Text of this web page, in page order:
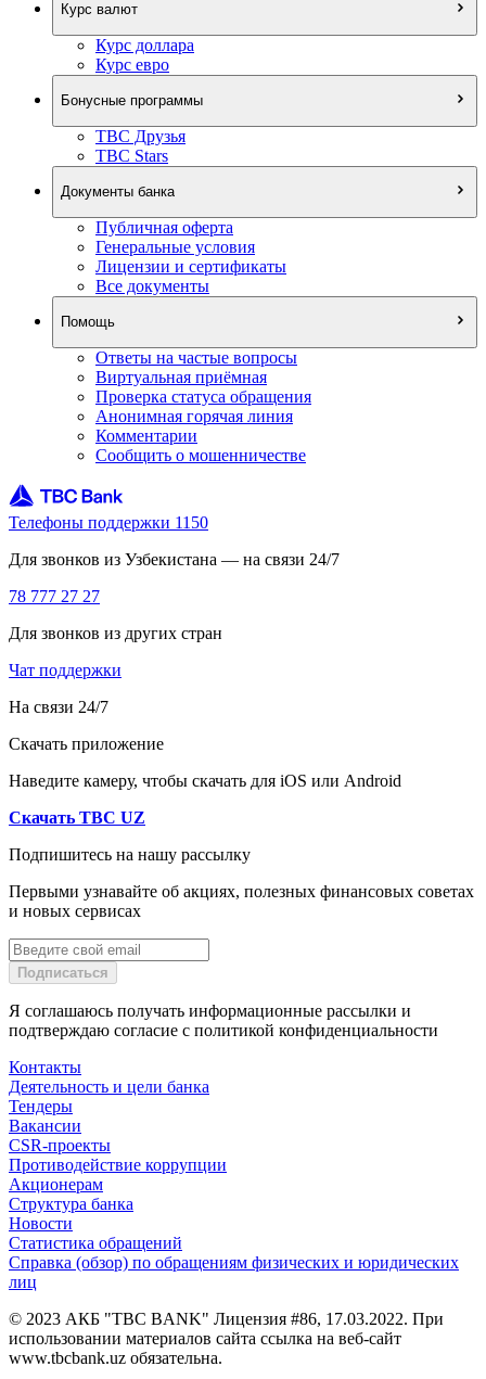
Курс валют
Курс доллара
Курс евро
Бонусные программы
TBC Друзья
TBC Stars
Документы банка
Публичная оферта
Генеральные условия
Лицензии и сертификаты
Все документы
Помощь
Ответы на частые вопросы
Виртуальная приёмная
Проверка статуса обращения
Анонимная горячая линия
Комментарии
Сообщить о мошенничестве
Телефоны поддержки 1150
Для звонков из Узбекистана — на связи 24/7
78 777 27 27
Для звонков из других стран
Чат поддержки
На связи 24/7
Скачать приложение
Наведите камеру, чтобы скачать для iOS или Android
Скачать TBC UZ
Подпишитесь на нашу рассылку
Первыми узнавайте об акциях, полезных финансовых советах
и новых сервисах
Подписаться
Я соглашаюсь получать информационные рассылки и
подтверждаю согласие с политикой конфиденциальности
Контакты
Деятельность и цели банка
Тендеры
Вакансии
CSR-проекты
Противодействие коррупции
Акционерам
Структура банка
Новости
Статистика обращений
Справка (обзор) по обращениям физических и юридических
лиц
© 2023 АКБ "TBC BANK" Лицензия #86, 17.03.2022. При
использовании материалов сайта ссылка на веб-сайт
www.tbcbank.uz обязательна.